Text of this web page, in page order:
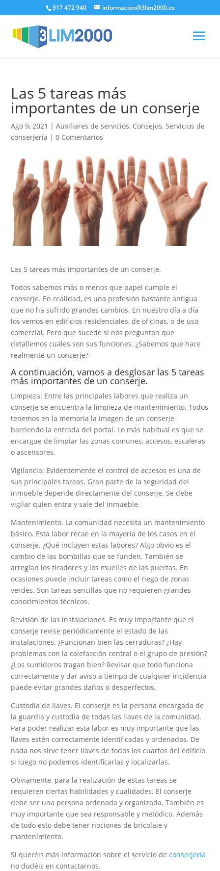
917 472 940 informacion@3lim2000.es
Las 5 tareas más
importantes de un conserje
Ago 9, 2021 |Auxiliares de servicios, Consejos,Servicios de
conserjería |0 Comentarios
Las 5 tareas más importantes de un conserje.
Todos sabemos más o menos que papel cumple el
conserje. En realidad, es una profesión bastante antigua
que no ha sufrido grandes cambios. En nuestro día a día
los vemos en edificios residenciales, de oficinas, o de uso
comercial. Pero que sucede si nos preguntan que
detallemos cuales son sus funciones. ¿Sabemos que hace
realmente un conserje?
A continuación, vamos a desglosar las 5 tareas
más importantes de un conserje.
Limpieza: Entre las principales labores que realiza un
conserje se encuentra la limpieza de mantenimiento. Todos
tenemos en la memoria la imagen de un conserje
barriendo la entrada del portal. Lo más habitual es que se
encargue de limpiar las zonas comunes, accesos, escaleras
o ascensores.
Vigilancia: Evidentemente el control de accesos es una de
sus principales tareas. Gran parte de la seguridad del
inmueble depende directamente del conserje. Se debe
vigilar quien entra y sale del inmueble.
Mantenimiento. La comunidad necesita un mantenimiento
básico. Esta labor recae en la mayoría de los casos en el
conserje. ¿Qué incluyen estas labores? Algo obvio es el
cambio de las bombillas que se funden. También se
arreglan los tiradores y los muelles de las puertas. En
ocasiones puede incluir tareas como el riego de zonas
verdes. Son tareas sencillas que no requieren grandes
conocimientos técnicos.
Revisión de las instalaciones. Es muy importante que el
conserje revise periódicamente el estado de las
instalaciones. ¿Funcionan bien las cerraduras? ¿Hay
problemas con la calefacción central o el grupo de presión?
¿Los sumideros tragan bien? Revisar que todo funciona
correctamente y dar aviso a tiempo de cualquier incidencia
puede evitar grandes daños o desperfectos.
Custodia de llaves. El conserje es la persona encargada de
la guardia y custodia de todas las llaves de la comunidad.
Para poder realizar esta labor es muy importante que las
llaves estén correctamente identificadas y ordenadas. De
nada nos sirve tener llaves de todos los cuartos del edificio
si luego no podemos identificarlas y localizarlas.
Obviamente, para la realización de estas tareas se
requieren ciertas habilidades y cualidades. El conserje
debe ser una persona ordenada y organizada. También es
muy importante que sea responsable y metódico. Además
de todo esto debe tener nociones de bricolaje y
mantenimiento.
Si queréis más información sobre el servicio de conserjería
no dudéis en contactarnos.